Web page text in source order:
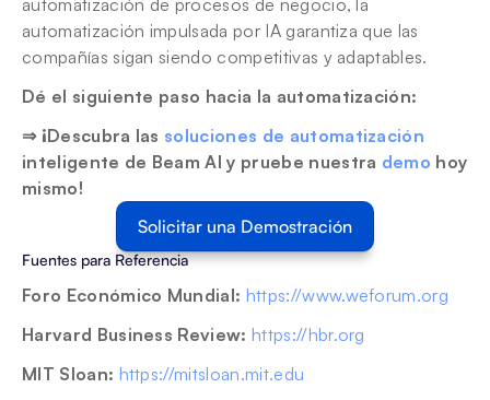
automatización de procesos de negocio, la
automatización impulsada por IA garantiza que las
compañías sigan siendo competitivas y adaptables.
Dé el siguiente paso hacia la automatización:
⇒ ¡Descubra las soluciones de automatización
inteligente de Beam AI y pruebe nuestra demo hoy
mismo!
Solicitar una Demostración
Fuentes para Referencia
Foro Económico Mundial: https://www.weforum.org
Harvard Business Review: https://hbr.org
MIT Sloan: https://mitsloan.mit.edu